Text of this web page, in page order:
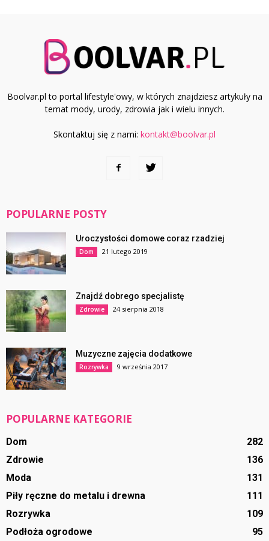
Boolvar.pl to portal lifestyle'owy, w których znajdziesz artykuły na
temat mody, urody, zdrowia jak i wielu innych.
Skontaktuj się z nami: kontakt@boolvar.pl
POPULARNE POSTY
Uroczystości domowe coraz rzadziej
Dom 21 lutego 2019
Znajdź dobrego specjalistę
Zdrowie 24 sierpnia 2018
Muzyczne zajęcia dodatkowe
Rozrywka 9 września 2017
POPULARNE KATEGORIE
Dom
282
Zdrowie
136
Moda
131
Piły ręczne do metalu i drewna
111
Rozrywka
109
Podłoża ogrodowe
95